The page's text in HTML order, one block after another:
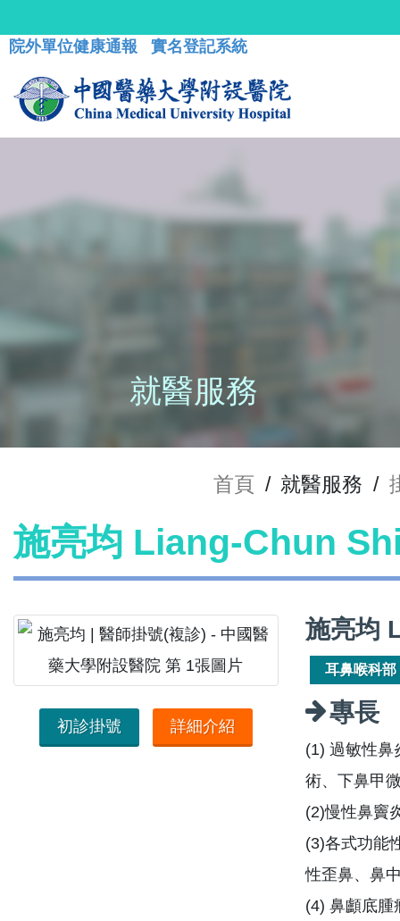
院外單位健康通報 實名登記系統
就醫服務
首頁 / 就醫服務 /
施亮均 Liang-Chun
初診掛號 詳細介紹
施亮均
耳鼻喉科部
專長
(1) 過敏性鼻
術、下鼻甲
(2)慢性鼻竇
(3)各式功能
性歪鼻、鼻
(4) 鼻顱底腫